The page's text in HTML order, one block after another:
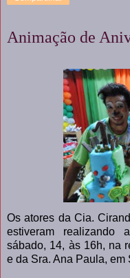
Animação de
Os atores da Cia.
estiveram realizando
sábado, 14, às 16h, na
e da Sra. Ana Paula, em